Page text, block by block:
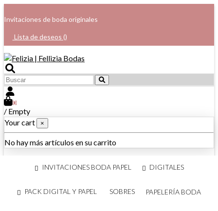
Invitaciones de boda originales
Lista de deseos ()
0
/ Empty
Your cart
×
No hay más artículos en su carrito
INVITACIONES BODA PAPEL DIGITALES
PACK DIGITAL Y PAPEL SOBRES PAPELERÍA BODA